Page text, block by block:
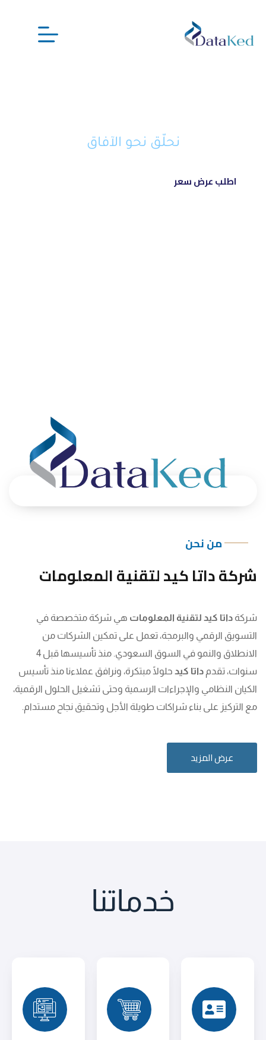
نحلّق نحو الآفاق
اطلب عرض سعر
من نحن
شركة داتا كيد لتقنية المعلومات
شركة داتا كيد لتقنية المعلومات هي شركة متخصصة في
التسويق الرقمي والبرمجة، تعمل على تمكين الشركات من
الانطلاق والنمو في السوق السعودي. منذ تأسيسها قبل 4
سنوات، تقدم داتا كيد حلولًا مبتكرة، ونرافق عملاءنا منذ تأسيس
الكيان النظامي والإجراءات الرسمية وحتى تشغيل الحلول الرقمية،
مع التركيز على بناء شراكات طويلة الأجل وتحقيق نجاح مستدام.
عرض المزيد
خدماتنا